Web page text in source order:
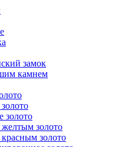
замок
камнем
золото
желтым золото
красным золото